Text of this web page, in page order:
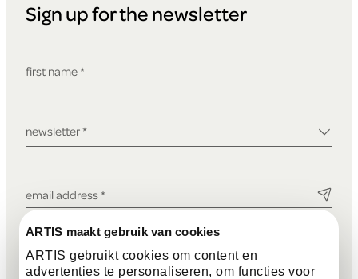
ARTIS maakt gebruik van cookies
ARTIS gebruikt cookies om content en
advertenties te personaliseren, om functies voor
Sign up for the newsletter
required field
first name*
required field
newsletter*
required field
email address*
I agree to the privacy policy.
This site is protected by reCAPTCHA and the Google
PolicyandTerms of Serviceapply.